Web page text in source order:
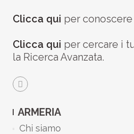
Clicca qui per conoscere
Clicca qui per cercare i
la Ricerca Avanzata.
ARMERIA
Chi siamo